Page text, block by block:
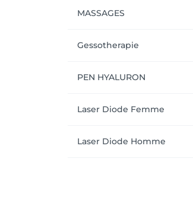
MASSAGES
Gessotherapie
PEN HYALURON
Laser Diode Femme
Laser Diode Homme